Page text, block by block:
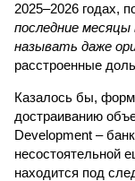
2025–2026 годах,
последние
называть даже
расстроенные
Казалось бы,
достраиванию
Development –
несостоятельной
находится под